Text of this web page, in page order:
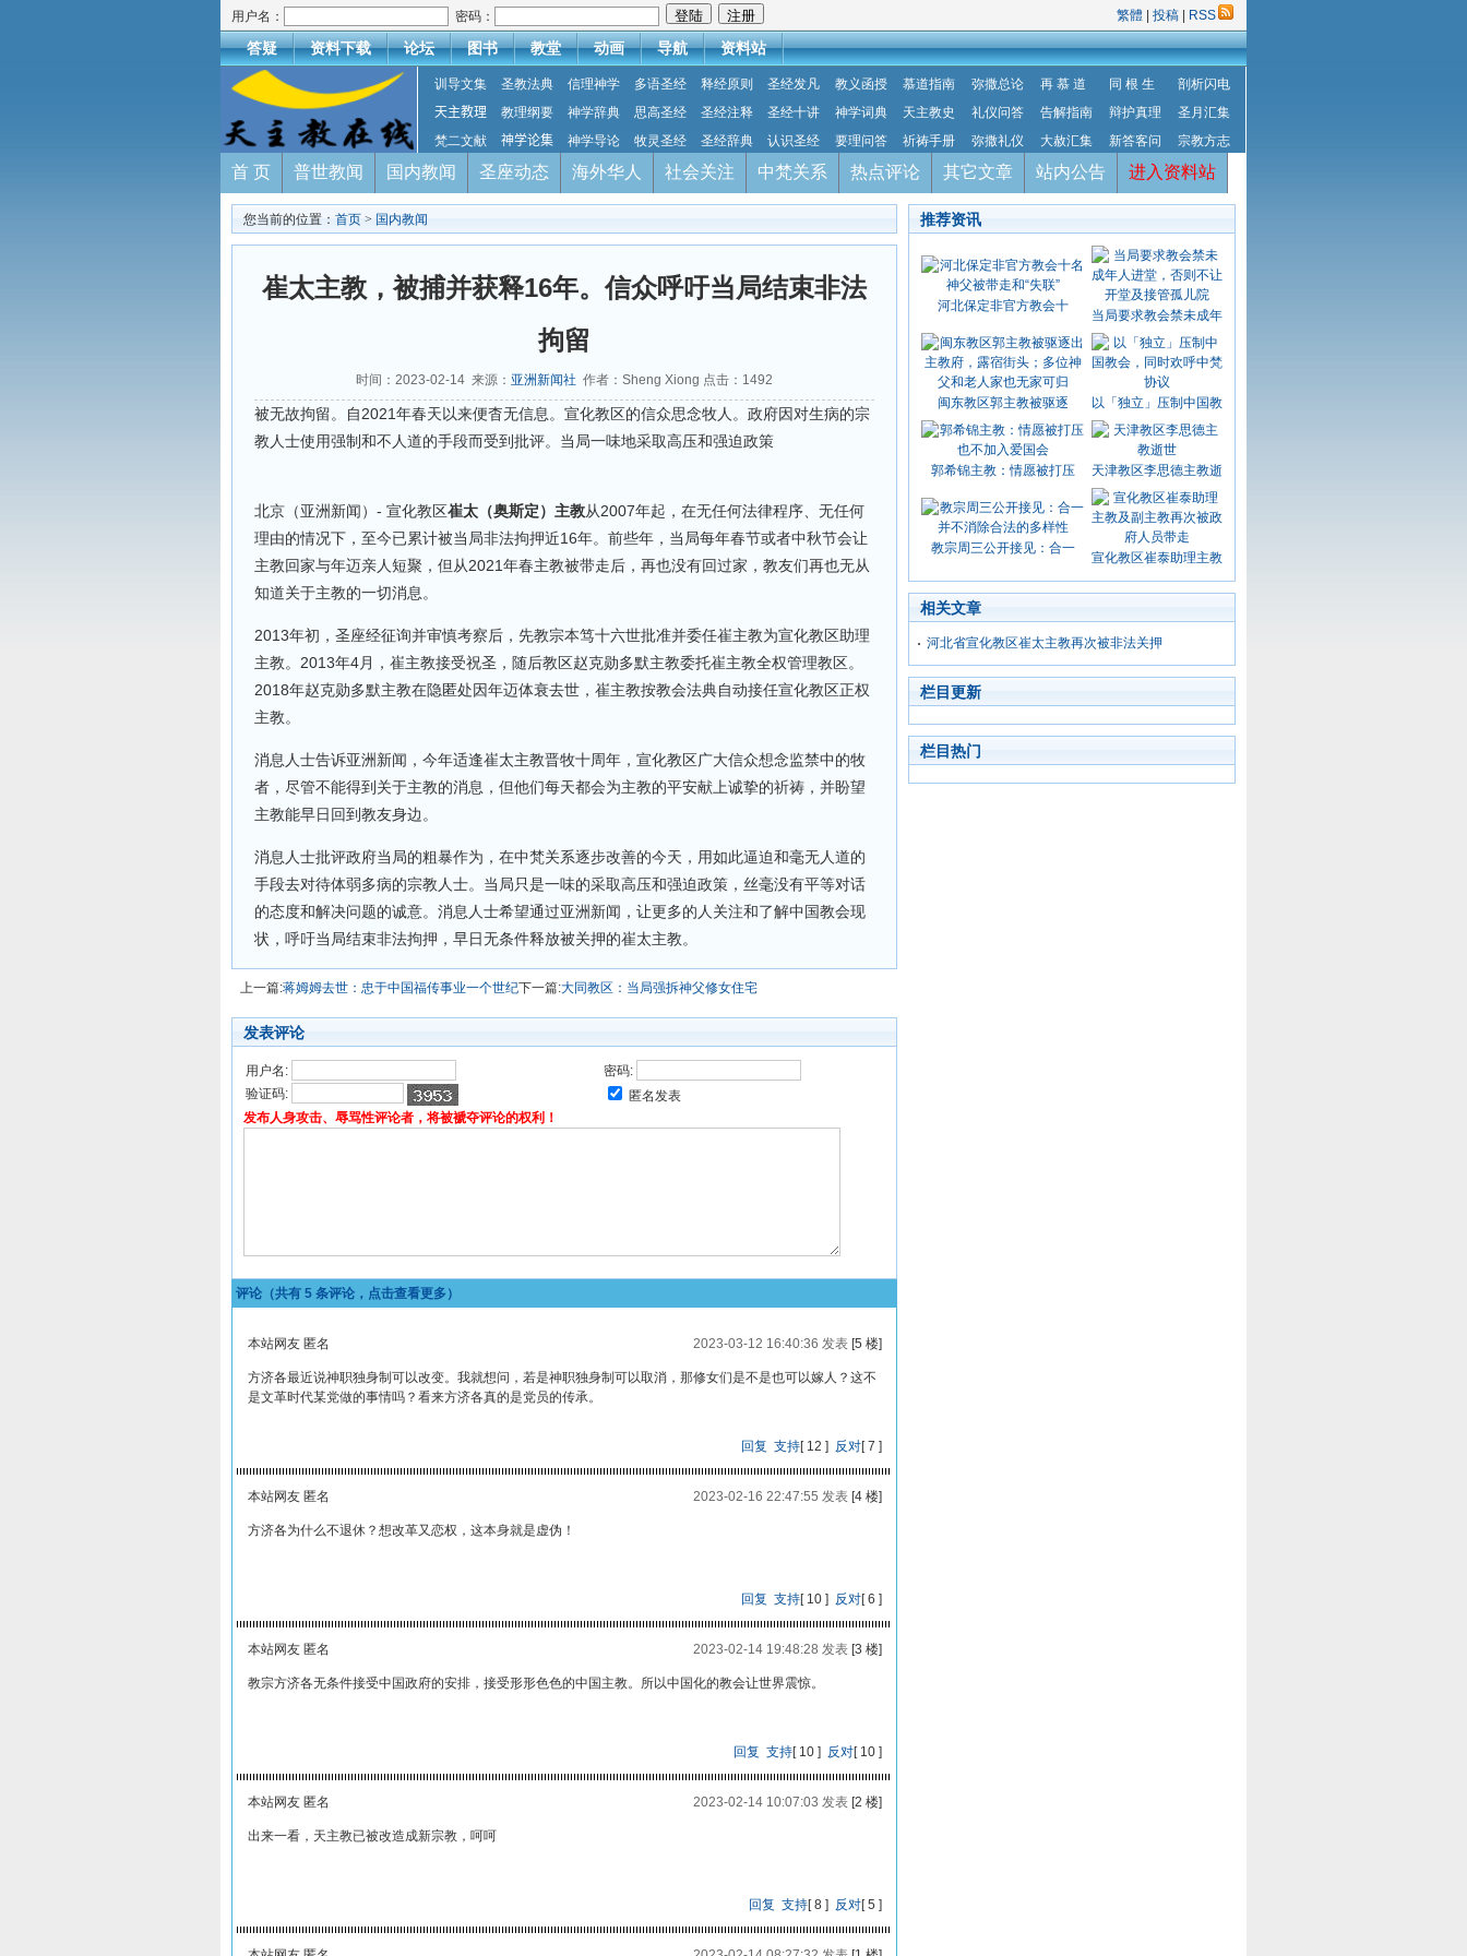
用户名： 密码： 繁體 投稿 RSS
答疑 资料下载 论坛 图书 教堂 动画 导航 资料站
训导文集 圣教法典 信理神学 多语圣经 释经原则 圣经发凡 教义函授 慕道指南 弥撒总论 再 慕 道 同 根 生
剖析闪电
天主教理
教理纲要 神学辞典 思高圣经 圣经注释 圣经十讲 神学词典 天主教史 礼仪问答 告解指南 辩护真理
圣月汇集
梵二文献
神学论集 神学导论 牧灵圣经 圣经辞典 认识圣经 要理问答 祈祷手册 弥撒礼仪 大赦汇集 新答客问 宗教方志
首 页 普世教闻 国内教闻 圣座动态 海外华人 社会关注 中梵关系 热点评论 其它文章 站内公告 进入资料站
您当前的位置： 首页 > 国内教闻
崔太主教，被捕并获释16年。信众呼吁当局结束非法
拘留
时间：2023-02-14 来源： 亚洲新闻社 作者：Sheng Xiong 点击： 1492
被无故拘留。自2021年春天以来便杳无信息。宣化教区的信众思念牧人。政府因对生病的宗
教人士使用强制和不人道的手段而受到批评。当局一味地采取高压和强迫政策
北京（亚洲新闻）- 宣化教区崔太（奥斯定）主教从2007年起，在无任何法律程序、无任何
理由的情况下，至今已累计被当局非法拘押近16年。前些年，当局每年春节或者中秋节会让
主教回家与年迈亲人短聚，但从2021年春主教被带走后，再也没有回过家，教友们再也无从
知道关于主教的一切消息。
2013年初，圣座经征询并审慎考察后，先教宗本笃十六世批准并委任崔主教为宣化教区助理
主教。2013年4月，崔主教接受祝圣，随后教区赵克勋多默主教委托崔主教全权管理教区。
2018年赵克勋多默主教在隐匿处因年迈体衰去世，崔主教按教会法典自动接任宣化教区正权
主教。
消息人士告诉亚洲新闻，今年适逢崔太主教晋牧十周年，宣化教区广大信众想念监禁中的牧
者，尽管不能得到关于主教的消息，但他们每天都会为主教的平安献上诚挚的祈祷，并盼望
主教能早日回到教友身边。
消息人士批评政府当局的粗暴作为，在中梵关系逐步改善的今天，用如此逼迫和毫无人道的
手段去对待体弱多病的宗教人士。当局只是一味的采取高压和强迫政策，丝毫没有平等对话
的态度和解决问题的诚意。消息人士希望通过亚洲新闻，让更多的人关注和了解中国教会现
状，呼吁当局结束非法拘押，早日无条件释放被关押的崔太主教。
上一篇:蒋姆姆去世：忠于中国福传事业一个世纪下一篇:大同教区：当局强拆神父修女住宅
发表评论
用户名:
密码:
验证码:
匿名发表
发布人身攻击、辱骂性评论者，将被褫夺评论的权利！
评论（共有 5 条评论，点击查看更多）
本站网友 匿名 2023-03-12 16:40:36 发表[5 楼]
方济各最近说神职独身制可以改变。我就想问，若是神职独身制可以取消，那修女们是不是也可以嫁人？这不
是文革时代某党做的事情吗？看来方济各真的是党员的传承。
回复 支持[12 ] 反对[7 ]
本站网友 匿名 2023-02-16 22:47:55 发表[4 楼]
方济各为什么不退休？想改革又恋权，这本身就是虚伪！
回复 支持[10 ] 反对[6 ]
本站网友 匿名 2023-02-14 19:48:28 发表[3 楼]
教宗方济各无条件接受中国政府的安排，接受形形色色的中国主教。所以中国化的教会让世界震惊。
回复 支持[10 ] 反对[10 ]
本站网友 匿名 2023-02-14 10:07:03 发表[2 楼]
出来一看，天主教已被改造成新宗教，呵呵
回复 支持[8 ] 反对[5 ]
推荐资讯
河北保定非官方教会十
当局要求教会禁未成年
闽东教区郭主教被驱逐 以「独立」压制中国教
郭希锦主教：情愿被打压 天津教区李思德主教逝
教宗周三公开接见：合一
宣化教区崔泰助理主教
相关文章
河北省宣化教区崔太主教再次被非法关押
栏目更新
栏目热门